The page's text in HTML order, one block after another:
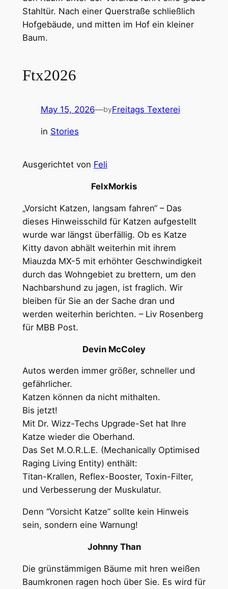
Ftx2026
May 15, 2026—byFreitags Texterei
in Stories
Ausgerichtet von Feli
FelxMorkis
„Vorsicht Katzen, langsam fahren“ – Das
dieses Hinweisschild für Katzen aufgestellt
wurde war längst überfällig. Ob es Katze
Kitty davon abhält weiterhin mit ihrem
Miauzda MX-5 mit erhöhter Geschwindigkeit
durch das Wohngebiet zu brettern, um den
Nachbarshund zu jagen, ist fraglich. Wir
bleiben für Sie an der Sache dran und
werden weiterhin berichten. – Liv Rosenberg
für MBB Post.
Devin McColey
Autos werden immer größer, schneller und
gefährlicher.
Katzen können da nicht mithalten.
Bis jetzt!
Mit Dr. Wizz-Techs Upgrade-Set hat Ihre
Katze wieder die Oberhand.
Das Set M.O.R.L.E. (Mechanically Optimised
Raging Living Entity) enthält:
Titan-Krallen, Reflex-Booster, Toxin-Filter,
und Verbesserung der Muskulatur.
Denn “Vorsicht Katze” sollte kein Hinweis
sein, sondern eine Warnung!
Johnny Than
Die grünstämmigen Bäume mit hren weißen
Baumkronen ragen hoch über Sie. Es wird für